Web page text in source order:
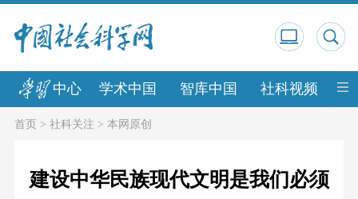
中心 学术中国 智库中国 社科视频 中
首页> 社科关注 > 本网原创
建设中华民族现代文明是我们必须